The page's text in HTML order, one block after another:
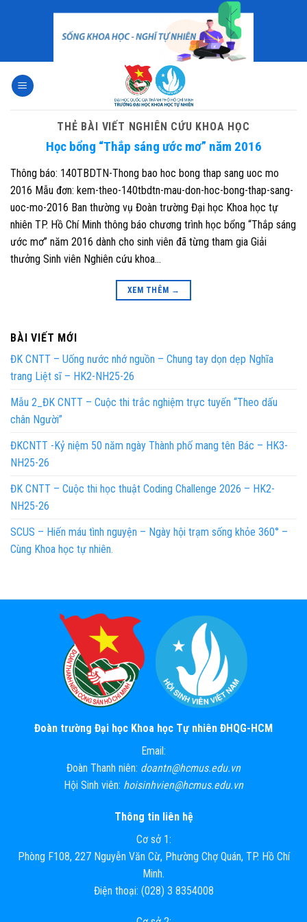
THẺ BÀI VIẾT NGHIÊN CỨU KHOA HỌC
Học bổng “Thắp sáng ước mơ” năm 2016
Thông báo: 140TBDTN-Thong bao hoc bong thap sang uoc mo
2016 Mẫu đơn: kem-theo-140tbdtn-mau-don-hoc-bong-thap-sang-
uoc-mo-2016 Ban thường vụ Đoàn trường Đại học Khoa học tự
nhiên TP. Hồ Chí Minh thông báo chương trình học bổng “Thắp sáng
ước mơ” năm 2016 dành cho sinh viên đã từng tham gia Giải
thưởng Sinh viên Nghiên cứu khoa…
XEM THÊM →
BÀI VIẾT MỚI
ĐK CNTT – Uống nước nhớ nguồn – Chung tay dọn dẹp Nghĩa
trang Liệt sĩ – HK2-NH25-26
Mẫu 2_ĐK CNTT – Cuộc thi trắc nghiệm trực tuyến “Theo dấu
chân Người”
ĐKCNTT -Kỷ niệm 50 năm ngày Thành phố mang tên Bác – HK3-
NH25-26
ĐK CNTT – Cuộc thi học thuật Coding Challenge 2026 – HK2-
NH25-26
SCUS – Hiến máu tình nguyện – Ngày hội trạm sống khỏe 360° –
Cùng Khoa học tự nhiên.
Đoàn trường Đại học Khoa học Tự nhiên ĐHQG-HCM
Email:
Đoàn Thanh niên: doantn@hcmus.edu.vn
Hội Sinh viên: hoisinhvien@hcmus.edu.vn
Thông tin liên hệ
Cơ sở 1:
Phòng F108, 227 Nguyễn Văn Cừ, Phường Chợ Quán, TP. Hồ Chí
Minh.
Điện thoại: (028) 3 8354008